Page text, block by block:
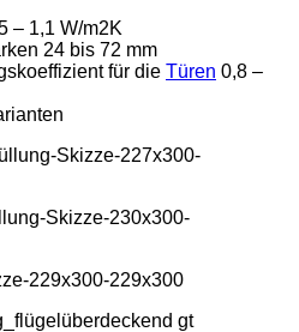
– 1,1 W/m2K
24 bis 72 mm
für die Türen 0,8 –